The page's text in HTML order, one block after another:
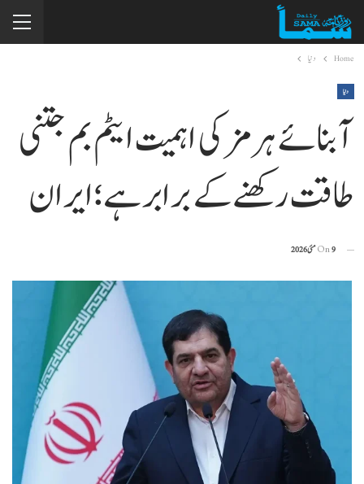
Home دنیا
دنیا
آبنائے ہرمز کی اہمیت ایٹم بم جتنی
طاقت رکھنے کے برابر ہے؛ ایران
On9 مئی 2026